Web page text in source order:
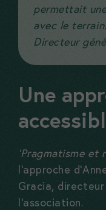
permettait
avec le
Directeur
Une
‘Pragmatisme et
l’approche
Gracia,
l’association.